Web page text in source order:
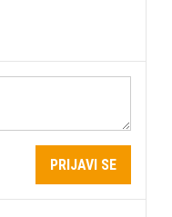
PRIJAVI SE